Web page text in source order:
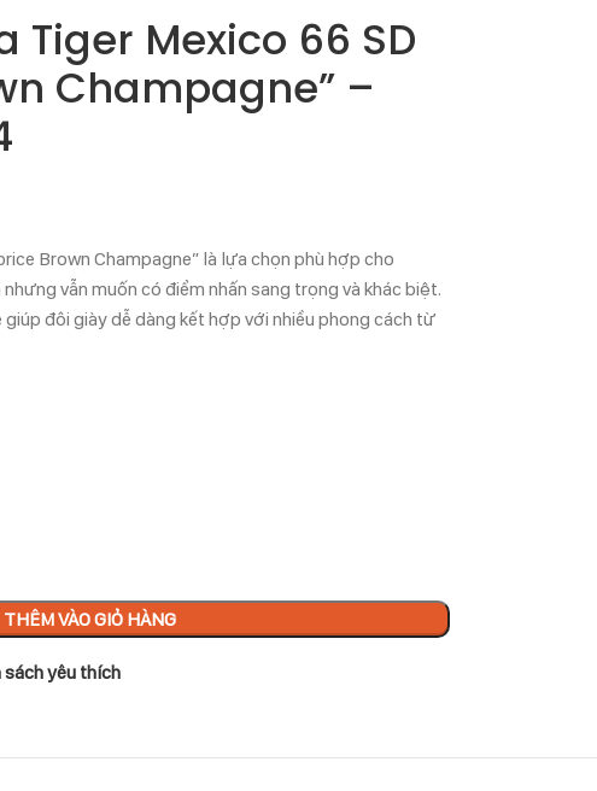
Tiger Mexico 66 SD
Champagne” –
Brown Champagne” là lựa chọn phù hợp cho
vẫn muốn có điểm nhấn sang trọng và khác biệt.
đôi giày dễ dàng kết hợp với nhiều phong cách từ
THÊM VÀO GIỎ HÀNG
sách yêu thích